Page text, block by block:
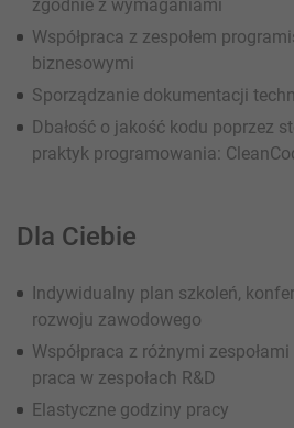
zgodnie z wymaganiami
Współpraca z zespołem
biznesowymi
Sporządzanie dokumentacji
Dbałość o jakość kodu poprzez
praktyk programowania:
Dla Ciebie
Indywidualny plan szkoleń,
rozwoju zawodowego
Współpraca z różnymi
praca w zespołach R&D
Elastyczne godziny pracy